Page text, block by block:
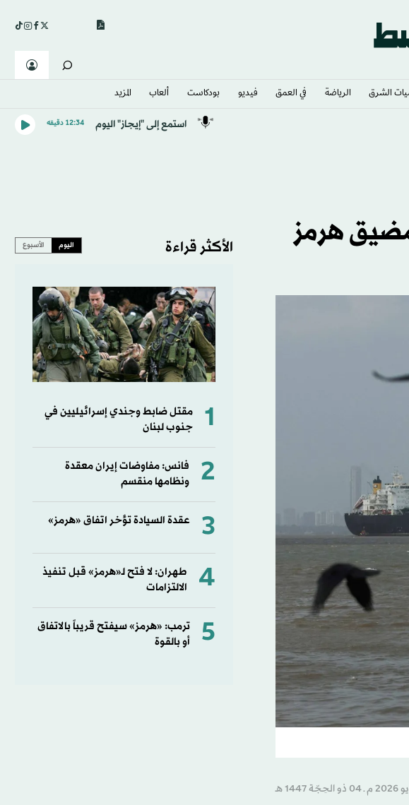
الشرق​ الرياضة في العمق فيديو بودكاست ألعاب المزيد
استمع إلى "إيجاز" اليوم 12:34 دقيقه
مضيق هرمز الأكثر قراءة اليوم الأسبوع
1
مقتل ضابط وجندي إسرائيليين في
جنوب لبنان
2
فانس: مفاوضات إيران معقدة
ونظامها منقسم
3 عقدة السيادة تؤخر اتفاق «هرمز»
4
طهران: لا فتح لـ«هرمز» قبل تنفيذ
الالتزامات
5
ترمب: «هرمز» سيفتح قريباً بالاتفاق
أو بالقوة